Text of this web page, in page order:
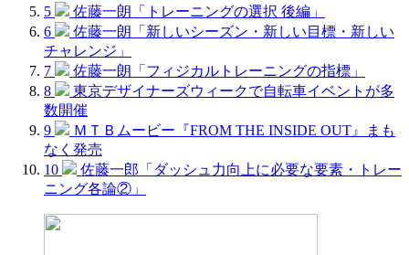
5
佐藤一朗「トレーニングの選択 後編」
6
佐藤一朗「新しいシーズン・新しい目標・新しい
チャレンジ」
7
佐藤一朗「フィジカルトレーニングの指標」
8
東京デザイナーズウィークで自転車イベントが多
数開催
9
ＭＴＢムービー『FROM THE INSIDE OUT』まも
なく発売
10
佐藤一郎「ダッシュ力向上に必要な要素・トレー
ニング各論②」